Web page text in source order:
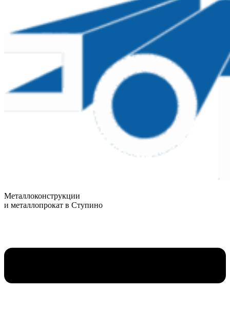
Металлоконструкции
и металлопрокат в Ступино